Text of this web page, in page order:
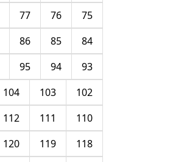
75
76
77
84
85
86
93
94
95
102
103
104
110
111
112
118
119
120